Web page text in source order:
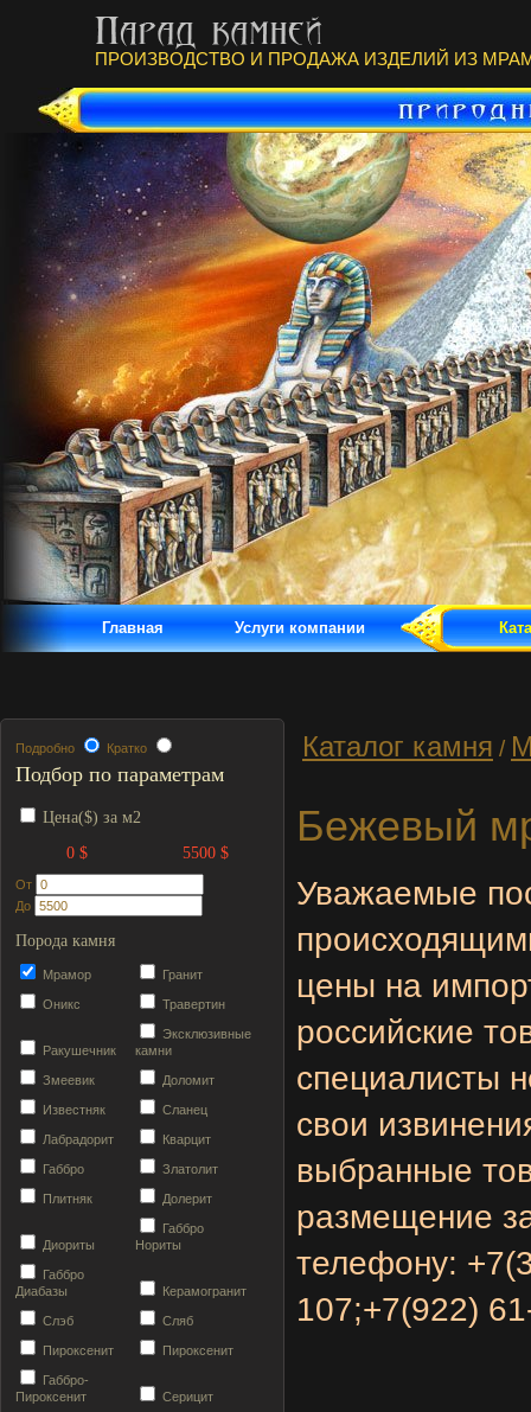
ПРОИЗВОДСТВО И ПРОДАЖА ИЗДЕЛИЙ ИЗ
Главная Услуги компании
Подробно Кратко
Подбор по параметрам
Цена($) за м2
0 $
5500 $
От
До
Порода камня
Мрамор Гранит
Оникс Травертин
Ракушечник
Эксклюзивные
камни
Змеевик Доломит
Известняк Сланец
Лабрадорит Кварцит
Габбро Златолит
Плитняк Долерит
Диориты
Габбро
Нориты
Габбро
Диабазы
Керамогранит
Слэб Сляб
Пироксенит Пироксенит
Габбро-
Пироксенит
Серицит
Каталог камня /
Бежевый
Уважаемые
цены на
российские
специалисты
свои
выбранные
размещение
телефону:
107;+7(922)